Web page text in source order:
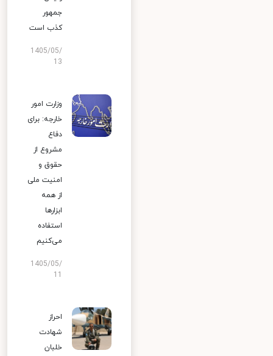
جمهور
کذب است
1405/05/
13
وزارت امور
خارجه: برای
دفاع
مشروع از
حقوق و
امنیت ملی
از همه
ابزارها
استفاده
می‌کنیم
1405/05/
احراز
شهادت
خلبان